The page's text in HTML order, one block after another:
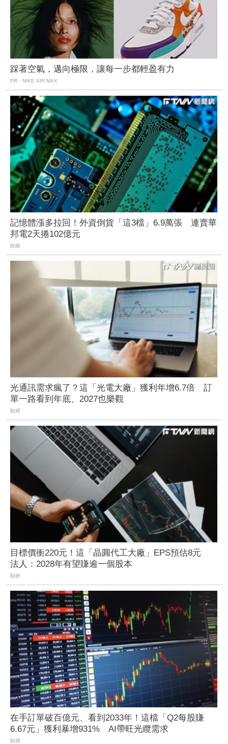
踩著空氣，邁向極限，讓每一步都輕盈有力
PR・NIKE AIR MAX
記憶體漲多拉回！外資倒貨「這3檔」6.9萬張 連賣華
邦電2天捲102億元
財經
光通訊需求瘋了？這「光電大廠」獲利年增6.7倍 訂
單一路看到年底、2027也樂觀
財經
目標價衝220元！這「晶圓代工大廠」EPS預估8元
法人：2028年有望賺逾一個股本
財經
在手訂單破百億元、看到2033年！這檔「Q2每股賺
6.67元」獲利暴增931% AI帶旺光纜需求
財經